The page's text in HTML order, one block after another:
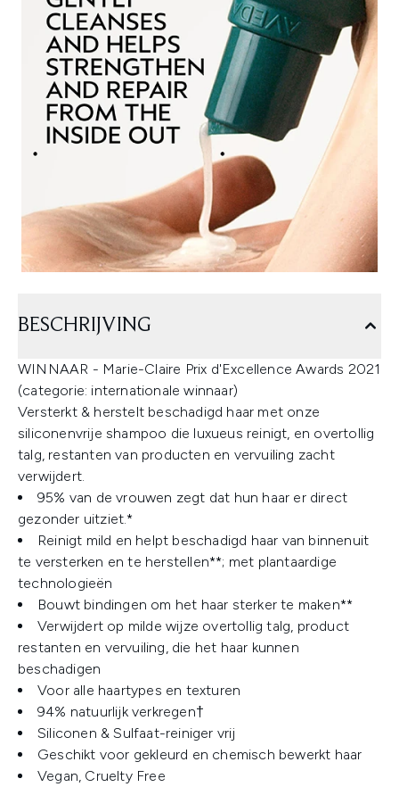
BESCHRIJVING
WINNAAR - Marie-Claire Prix d'Excellence Awards 2021
(categorie: internationale winnaar)
Versterkt & herstelt beschadigd haar met onze
siliconenvrije shampoo die luxueus reinigt, en overtollig
talg, restanten van producten en vervuiling zacht
verwijdert.
95% van de vrouwen zegt dat hun haar er direct
gezonder uitziet.*
Reinigt mild en helpt beschadigd haar van binnenuit
te versterken en te herstellen**; met plantaardige
technologieën
Bouwt bindingen om het haar sterker te maken**
Verwijdert op milde wijze overtollig talg, product
restanten en vervuiling, die het haar kunnen
beschadigen
Voor alle haartypes en texturen
94% natuurlijk verkregen†
Siliconen & Sulfaat-reiniger vrij
Geschikt voor gekleurd en chemisch bewerkt haar
Vegan, Cruelty Free